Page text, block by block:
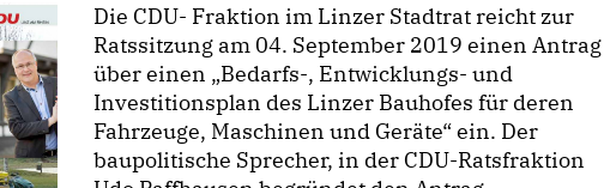
Die CDU- Fraktion im Linzer Stadtrat reicht zur
Ratssitzung am 04. September 2019 einen Antrag
über einen „Bedarfs-, Entwicklungs- und
Investitionsplan des Linzer Bauhofes für deren
Fahrzeuge, Maschinen und Geräte“ ein. Der
baupolitische Sprecher, in der CDU-Ratsfraktion